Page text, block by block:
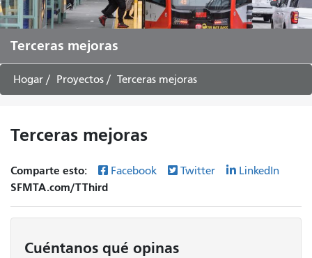
Terceras mejoras
Hogar Proyectos Terceras mejoras
Terceras mejoras
Comparte esto: Facebook Twitter LinkedIn
SFMTA.com/TThird
Cuéntanos qué opinas